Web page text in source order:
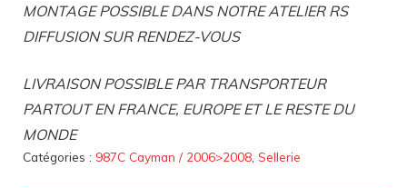
MONTAGE POSSIBLE DANS NOTRE ATELIER RS
DIFFUSION SUR RENDEZ-VOUS
LIVRAISON POSSIBLE PAR TRANSPORTEUR
PARTOUT EN FRANCE, EUROPE ET LE RESTE DU
MONDE
Catégories : 987C Cayman / 2006>2008 Sellerie